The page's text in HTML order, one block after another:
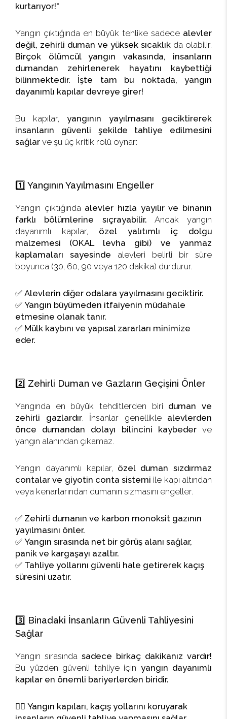
kurtarıyor!"
Yangın çıktığında en büyük tehlike sadece alevler
değil, zehirli duman ve yüksek sıcaklık da olabilir.
Birçok ölümcül yangın vakasında, insanların
dumandan zehirlenerek hayatını kaybettiği
bilinmektedir.
İşte tam bu noktada, yangın
dayanımlı kapılar devreye girer!
Bu kapılar, yangının yayılmasını geciktirerek
insanların güvenli şekilde tahliye edilmesini
sağlar ve şu üç kritik rolü oynar:
1️⃣ Yangının Yayılmasını Engeller
Yangın çıktığında alevler hızla yayılır ve binanın
farklı bölümlerine sıçrayabilir. Ancak yangın
dayanımlı kapılar, özel yalıtımlı iç dolgu
malzemesi (OKAL levha gibi) ve yanmaz
kaplamaları sayesinde alevleri belirli bir süre
boyunca (30, 60, 90 veya 120 dakika) durdurur.
✅ Alevlerin diğer odalara yayılmasını geciktirir.
✅ Yangın büyümeden itfaiyenin müdahale
etmesine olanak tanır.
✅ Mülk kaybını ve yapısal zararları minimize
eder.
2️⃣ Zehirli Duman ve Gazların Geçişini Önler
Yangında en büyük tehditlerden biri duman ve
zehirli gazlardır. İnsanlar genellikle alevlerden
önce dumandan dolayı bilincini kaybederve
yangın alanından çıkamaz.
Yangın dayanımlı kapılar, özel duman sızdırmaz
contalar ve giyotin conta sistemi ile kapı altından
veya kenarlarından dumanın sızmasını engeller.
✅ Zehirli dumanın ve karbon monoksit gazının
yayılmasını önler.
✅ Yangın sırasında net bir görüş alanı sağlar,
panik ve kargaşayı azaltır.
✅ Tahliye yollarını güvenli hale getirerek kaçış
süresini uzatır.
3️⃣ Binadaki İnsanların Güvenli Tahliyesini
Sağlar
Yangın sırasında sadece birkaç dakikanız vardır!
Bu yüzden güvenli tahliye için yangın dayanımlı
kapılar en önemli bariyerlerden biridir.
🏃‍♂️ Yangın kapıları, kaçış yollarını koruyarak